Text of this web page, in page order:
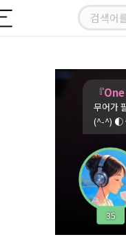
『
무어가 필요한
(^-
35